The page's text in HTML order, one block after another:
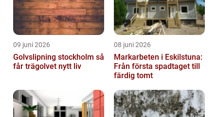
09 juni 2026
Golvslipning stockholm så
får trägolvet nytt liv
08 juni 2026
Markarbeten i Eskilstuna:
Från första spadtaget till
färdig tomt